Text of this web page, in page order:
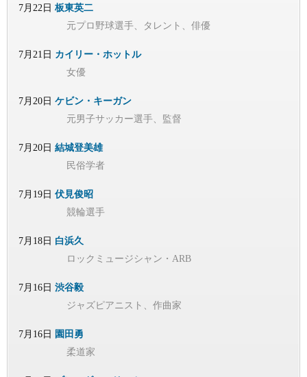
7月22日 板東英二
元プロ野球選手、タレント、俳優
7月21日 カイリー・ホットル
女優
7月20日 ケビン・キーガン
元男子サッカー選手、監督
7月20日 結城登美雄
民俗学者
7月19日 伏見俊昭
競輪選手
7月18日 白浜久
ロックミュージシャン・ARB
7月16日 渋谷毅
ジャズピアニスト、作曲家
7月16日 園田勇
柔道家